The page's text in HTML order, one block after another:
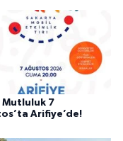
Mutluluk 7
Arifiye’de!